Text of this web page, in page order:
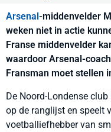
Arsenal-middenvelder
weken niet in actie
Franse middenvelder
waardoor Arsenal-
Fransman moet stellen
De Noord-Londense
op de ranglijst en speelt
voetballiefhebber van